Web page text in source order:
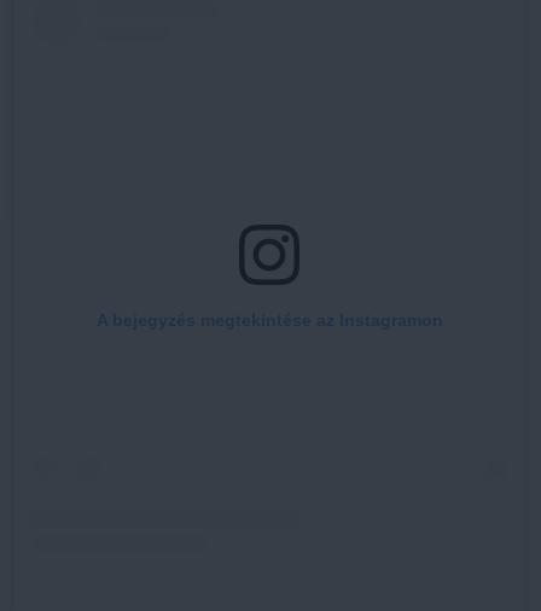
A bejegyzés megtekintése az Instagramon